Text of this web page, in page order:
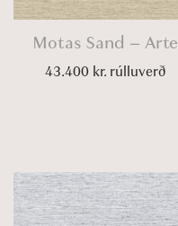
Motas Sand – Arte
43.400 kr.rúlluverð